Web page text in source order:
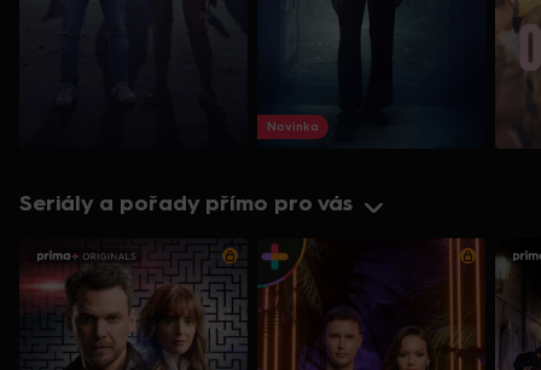
Novinka
Seriály a pořady přímo pro vás